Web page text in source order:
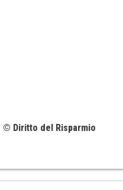
© Diritto del Risparmio